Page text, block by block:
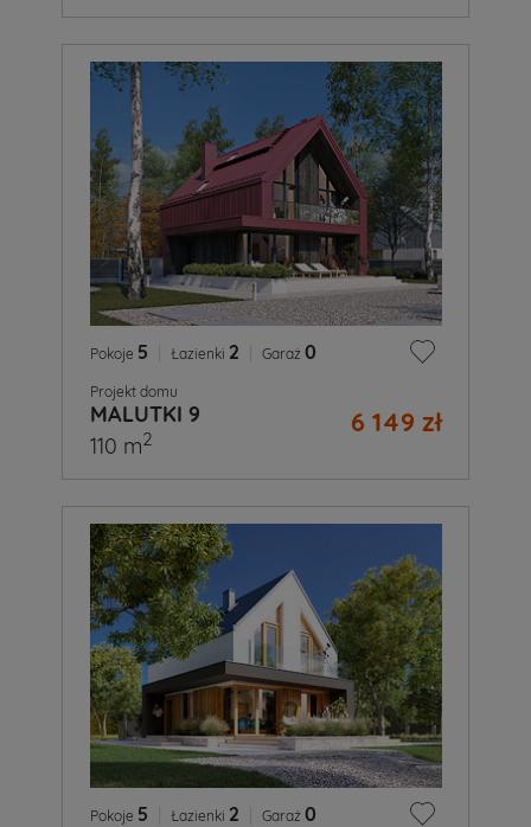
Pokoje 5 Łazienki 2 Garaż 0
Projekt domu
MALUTKI 9 6 149 zł
110 m2
Pokoje 5 Łazienki 2 Garaż 0